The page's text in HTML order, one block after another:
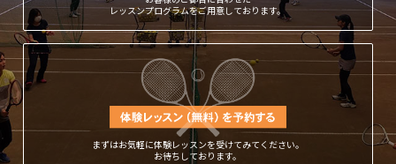
レッスンプログラムをご用意しております。
まずはお気軽に体験レッスンを受けてみてください。
お待ちしております。